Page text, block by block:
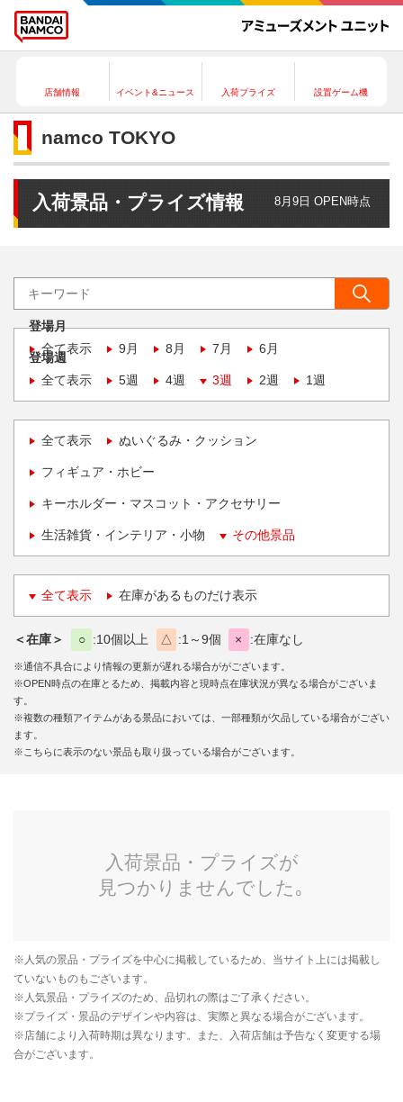
店舗情報 イベント&ニュース 入荷プライズ 設置ゲーム機
namco TOKYO
入荷景品・プライズ情報 8月9日 OPEN時点
登場月
全て表示
9月 8月 7月 6月
登場週
全て表示
5週 4週 3週 2週 1週
全て表示 ぬいぐるみ・クッション
フィギュア・ホビー
キーホルダー・マスコット・アクセサリー
生活雑貨・インテリア・小物 その他景品
全て表示 在庫があるものだけ表示
＜在庫＞ ○ 10個以上 △ 1～9個 × 在庫なし
※通信不具合により情報の更新が遅れる場合ががございます。
※OPEN時点の在庫とるため、掲載内容と現時点在庫状況が異なる場合がございま
す。
※複数の種類アイテムがある景品においては、一部種類が欠品している場合がござい
ます。
※こちらに表示のない景品も取り扱っている場合がございます。